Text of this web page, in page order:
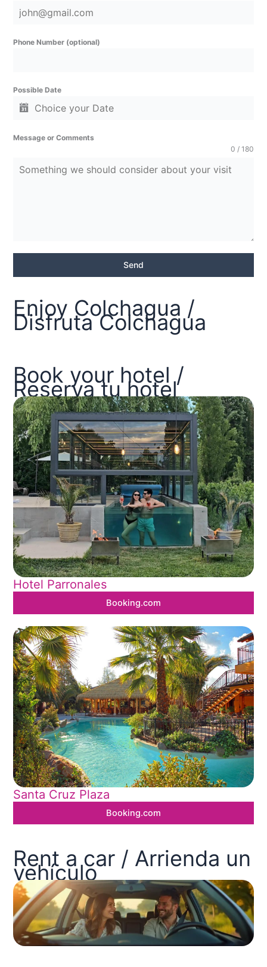
Phone Number (optional)
Possible Date
Message or Comments
0 / 180
Send
Enjoy Colchagua /
Disfruta Colchagua
Book your hotel /
Reserva tu hotel
Hotel Parronales
Booking.com
Santa Cruz Plaza
Booking.com
Rent a car / Arrienda un
vehículo